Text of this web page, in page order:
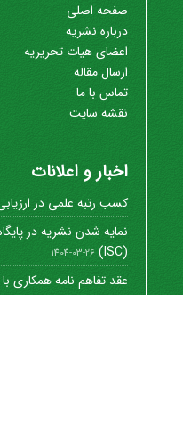
صفحه اصلی
درباره نشریه
اعضای هیات تحریریه
ارسال مقاله
تماس با ما
نقشه سایت
اخبار و اعلانات
کسب رتبه علمی در ارزیابی
نمایه شدن نشریه در
(ISC)
1404-03-26
عقد تفاهم نامه همکاری
منابع ...